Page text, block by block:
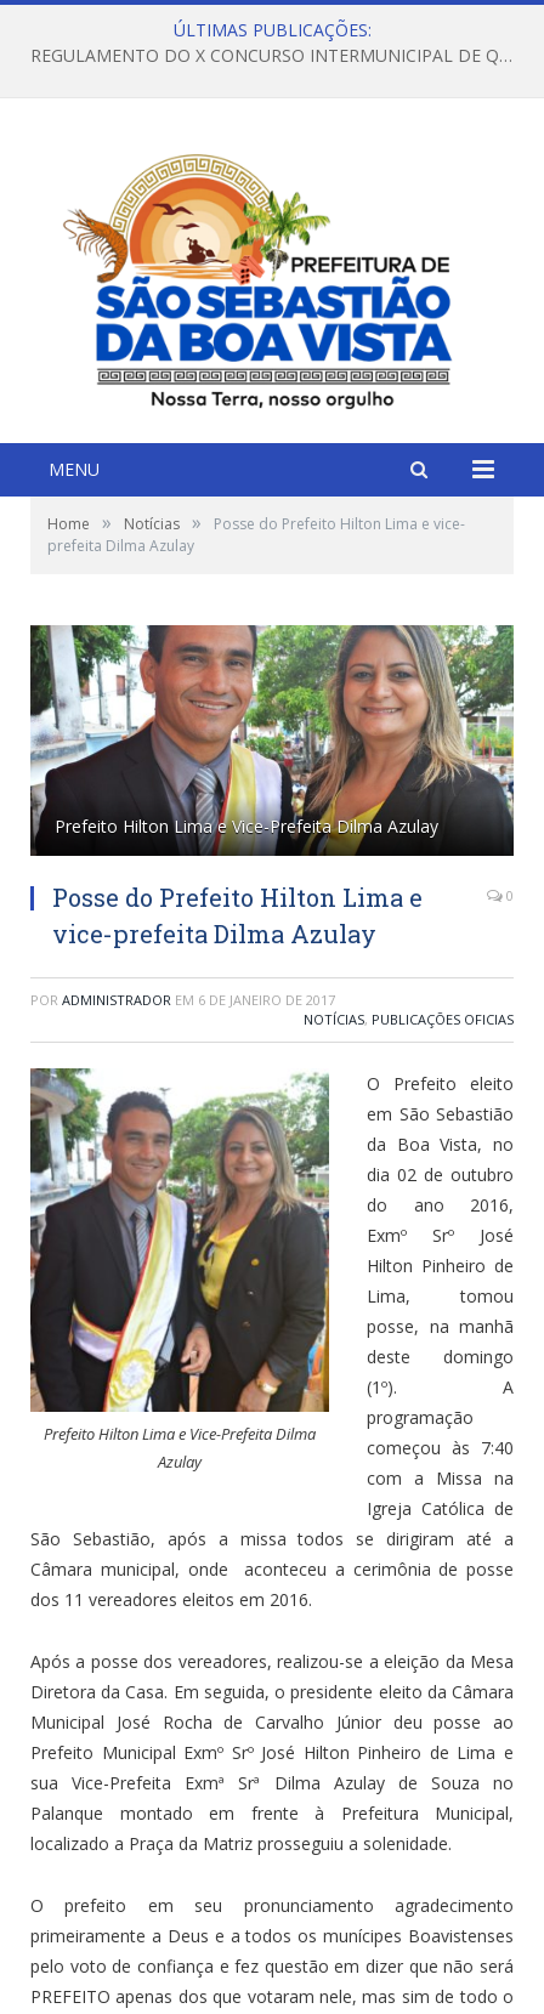
ÚLTIMAS PUBLICAÇÕES:
REGULAMENTO DO X CONCURSO INTERMUNICIPAL DE QUADRILHAS JUNINAS – 2026 – ARRAIÁ DA VENEZA
MENU
Home » Notícias »
Posse do Prefeito Hilton Lima e vice-
prefeita Dilma Azulay
Prefeito Hilton Lima e Vice-Prefeita Dilma Azulay
Posse do Prefeito Hilton Lima e
vice-prefeita Dilma Azulay
0
POR ADMINISTRADOR EM 6 DE JANEIRO DE 2017
NOTÍCIAS, PUBLICAÇÕES OFICIAS
Prefeito Hilton Lima e Vice-Prefeita Dilma
Azulay
O Prefeito eleito
em São Sebastião
da Boa Vista, no
dia 02 de outubro
do ano 2016,
Exmº Srº José
Hilton Pinheiro de
Lima, tomou
posse, na manhã
deste domingo
(1º). A
programação
começou às 7:40
com a Missa na
Igreja Católica de
São Sebastião, após a missa todos se dirigiram até a
Câmara municipal, onde aconteceu a cerimônia de posse
dos 11 vereadores eleitos em 2016.
Após a posse dos vereadores, realizou-se a eleição da Mesa
Diretora da Casa. Em seguida, o presidente eleito da Câmara
Municipal José Rocha de Carvalho Júnior deu posse ao
Prefeito Municipal Exmº Srº José Hilton Pinheiro de Lima e
sua Vice-Prefeita Exmª Srª Dilma Azulay de Souza no
Palanque montado em frente à Prefeitura Municipal,
localizado a Praça da Matriz prosseguiu a solenidade.
O prefeito em seu pronunciamento agradecimento
primeiramente a Deus e a todos os munícipes Boavistenses
pelo voto de confiança e fez questão em dizer que não será
PREFEITO apenas dos que votaram nele, mas sim de todo o